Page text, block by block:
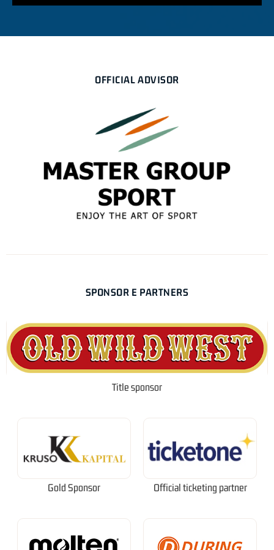
OFFICIAL ADVISOR
SPONSOR E PARTNERS
Title sponsor
Gold Sponsor Official ticketing partner